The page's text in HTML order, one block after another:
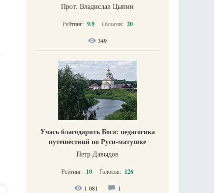
Прот. Владислав Цыпин
Рейтинг: 9.9 Голосов: 20
349
Учась благодарить Бога: педагогика
путешествий по Руси-матушке
Петр Давыдов
Рейтинг: 10 Голосов: 126
1 081 1